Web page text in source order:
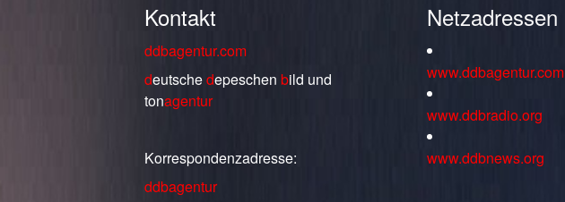
Kontakt
ddbagentur.com
deutschedepeschen bild und
tonagentur
Korrespondenzadresse:
ddbagentur
Netzadressen
www.ddbagentur.com
www.ddbradio.org
www.ddbnews.org